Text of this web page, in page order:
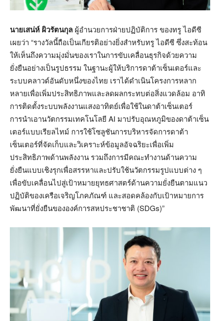
นายเสน่ห์ ผิวรัตนกุล ผู้อำนวยการฝ่ายปฏิบัติการ ของทรู ไอดีซี
เผยว่า “รางวัลนี้ถือเป็นเกียรติอย่างยิ่งสำหรับทรู ไอดีซี ซึ่งสะท้อน
ให้เห็นถึงความมุ่งมั่นของเราในการขับเคลื่อนธุรกิจด้วยความ
ยั่งยืนอย่างเป็นรูปธรรม ในฐานะผู้ให้บริการดาต้าเซ็นเตอร์และ
ระบบคลาวด์อันดับหนึ่งของไทย เราได้ดำเนินโครงการหลาก
หลายเพื่อเพิ่มประสิทธิภาพและลดผลกระทบต่อสิ่งแวดล้อม อาทิ
การติดตั้งระบบพลังงานแสงอาทิตย์เพื่อใช้ในดาต้าเซ็นเตอร์
การนำเอานวัตกรรมเทคโนโลยี AI มาปรับอุณหภูมิของดาต้าเซ็น
เตอร์แบบเรียลไทม์ การใช้โซลูชันการบริหารจัดการดาต้า
เซ็นเตอร์ที่จัดเก็บและวิเคราะห์ข้อมูลอัจฉริยะเพื่อเพิ่ม
ประสิทธิภาพด้านพลังงาน รวมถึงการมีคณะทำงานด้านความ
ยั่งยืนแบบเชิงรุกเพื่อสรรหาและปรับใช้นวัตกรรมรูปแบบต่าง ๆ
เพื่อขับเคลื่อนไปสู่เป้าหมายยุทธศาสตร์ด้านความยั่งยืนตามแนว
ปฏิบัติของเครือเจริญโภคภัณฑ์ และสอดคล้องกับเป้าหมายการ
พัฒนาที่ยั่งยืนขององค์การสหประชาชาติ (SDGs)”